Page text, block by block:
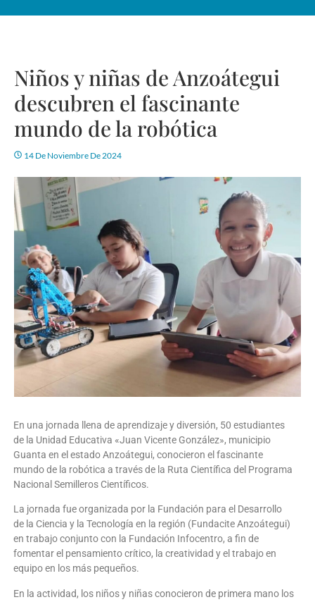
Niños y niñas de Anzoátegui
descubren el fascinante
mundo de la robótica
14 De Noviembre De 2024
En una jornada llena de aprendizaje y diversión, 50 estudiantes
de la Unidad Educativa «Juan Vicente González», municipio
Guanta en el estado Anzoátegui, conocieron el fascinante
mundo de la robótica a través de la Ruta Científica del Programa
Nacional Semilleros Científicos.
La jornada fue organizada por la Fundación para el Desarrollo
de la Ciencia y la Tecnología en la región (Fundacite Anzoátegui)
en trabajo conjunto con la Fundación Infocentro, a fin de
fomentar el pensamiento crítico, la creatividad y el trabajo en
equipo en los más pequeños.
En la actividad, los niños y niñas conocieron de primera mano los